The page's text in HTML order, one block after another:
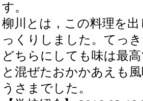
す。
柳川とは，この料理を
っくりしました。てっ
どちらにしても味は最
と混ぜたおかかあえも
うさまでした。